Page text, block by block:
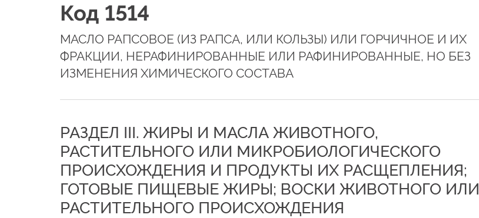
Код 1514
МАСЛО РАПСОВОЕ (ИЗ РАПСА, ИЛИ КОЛЬЗЫ) ИЛИ ГОРЧИЧНОЕ И ИХ
ФРАКЦИИ, НЕРАФИНИРОВАННЫЕ ИЛИ РАФИНИРОВАННЫЕ, НО БЕЗ
ИЗМЕНЕНИЯ ХИМИЧЕСКОГО СОСТАВА
РАЗДЕЛ III. ЖИРЫ И МАСЛА ЖИВОТНОГО,
РАСТИТЕЛЬНОГО ИЛИ МИКРОБИОЛОГИЧЕСКОГО
ПРОИСХОЖДЕНИЯ И ПРОДУКТЫ ИХ РАСЩЕПЛЕНИЯ;
ГОТОВЫЕ ПИЩЕВЫЕ ЖИРЫ; ВОСКИ ЖИВОТНОГО ИЛИ
РАСТИТЕЛЬНОГО ПРОИСХОЖДЕНИЯ